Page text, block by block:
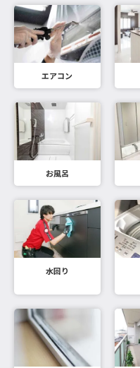
エアコン
お風呂
水回り